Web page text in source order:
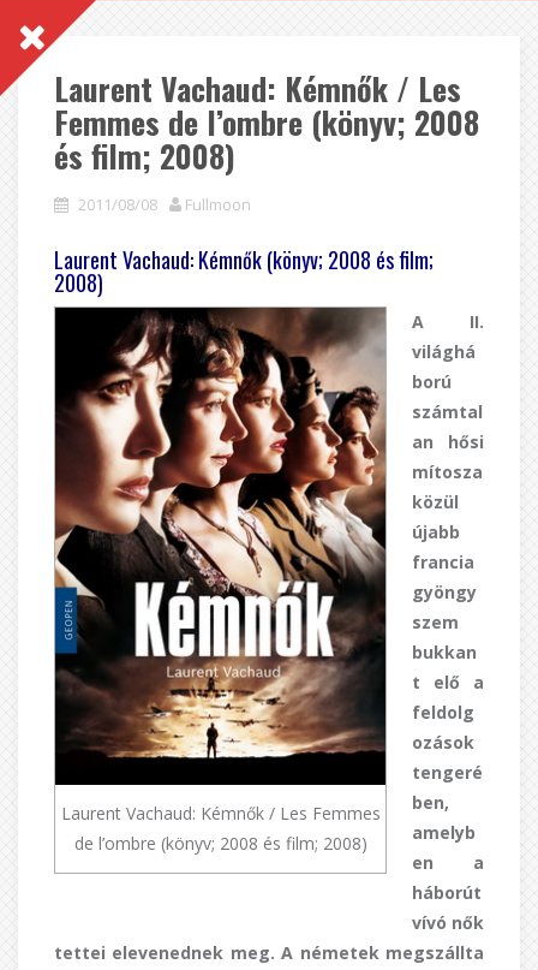
Laurent Vachaud: Kémnők / Les
Femmes de l’ombre (könyv; 2008
és film; 2008)
2011/08/08 Fullmoon
Laurent Vachaud: Kémnők (könyv; 2008 és film;
2008)
Laurent Vachaud: Kémnők / Les Femmes
de l’ombre (könyv; 2008 és film; 2008)
A II.
világhá
ború
számtal
an hősi
mítosza
közül
újabb
francia
gyöngy
szem
bukkan
t elő a
feldolg
ozások
tengeré
ben,
amelyb
en a
háborút
vívó nők
tettei elevenednek meg. A németek megszállta